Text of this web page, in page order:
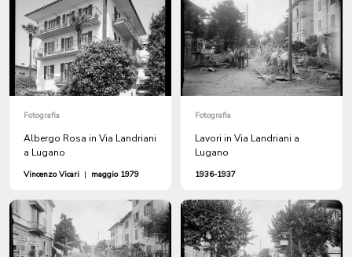
Fotografia
Albergo Rosa in Via Landriani
a Lugano
Vincenzo Vicari | maggio 1979
Fotografia
Lavori in Via Landriani a
Lugano
1936-1937